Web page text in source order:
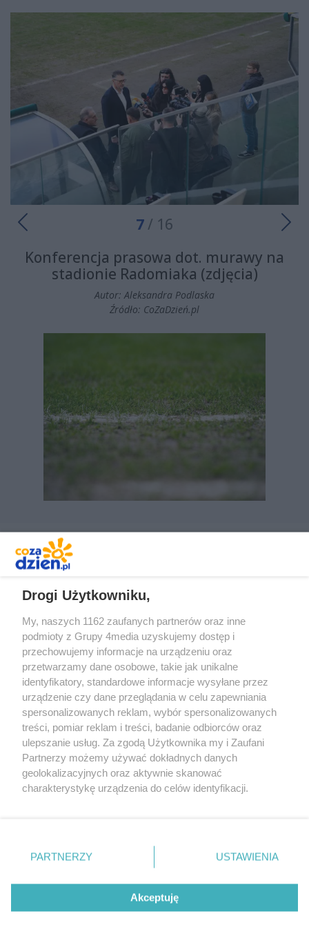
7 / 16
Konferencja prasowa dot. murawy na
stadionie Radomiaka (zdjęcia)
Autor: Aleksandra Podlaska
Źródło: CoZaDzień.pl
Redakcja Reklama Prywatność
Praca Łódź
the:protocol
Facebook.com
Youtube.com
Drogi Użytkowniku,
My, naszych 1162 zaufanych partnerów oraz inne
podmioty z Grupy 4media uzyskujemy dostęp i
przechowujemy informacje na urządzeniu oraz
przetwarzamy dane osobowe, takie jak unikalne
identyfikatory, standardowe informacje wysyłane przez
urządzenie czy dane przeglądania w celu zapewniania
spersonalizowanych reklam, wybór spersonalizowanych
treści, pomiar reklam i treści, badanie odbiorców oraz
ulepszanie usług. Za zgodą Użytkownika my i Zaufani
Partnerzy możemy używać dokładnych danych
geolokalizacyjnych oraz aktywnie skanować
charakterystykę urządzenia do celów identyfikacji.
zmienić/wycofać klikając przycisk ustawień prywatności
znajdujący się w lewym dolnym rogu strony
. Niektóre
użytkownika, ale masz prawo sprzeciwić się takiemu
przetwarzaniu. Preferencje będą miały zastosowania tylko
PARTNERZY USTAWIENIA
Akceptuję